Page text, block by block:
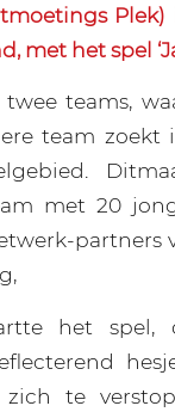
met het spel
teams,
team zoekt
met 20
partners
het spel,
te